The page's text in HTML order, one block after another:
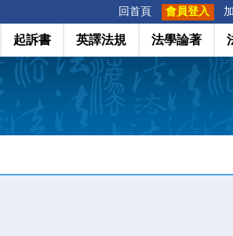
回首頁 會員登入
起訴書 英譯法規 法學論著